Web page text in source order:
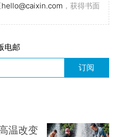
hello@caixin.com ，获得书面
电邮
订阅
温改变